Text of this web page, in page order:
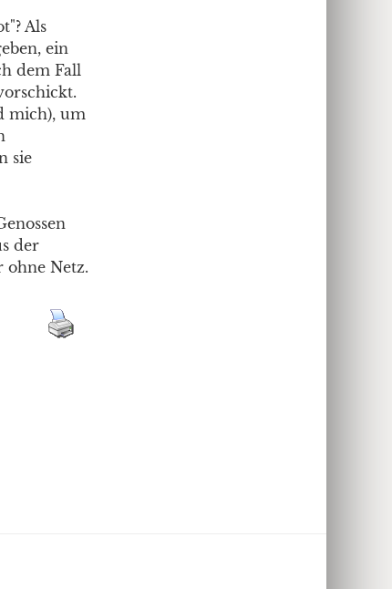
Als
ein
dem Fall
mich), um
sie
der
ohne Netz.